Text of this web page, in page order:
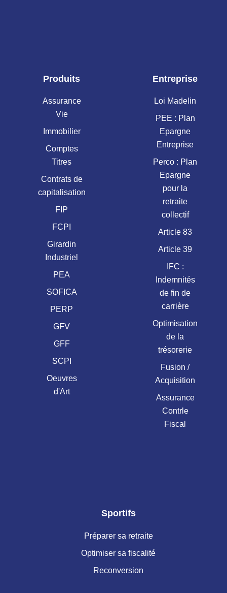
Produits
Assurance
Vie
Immobilier
Comptes
Titres
Contrats de
capitalisation
FIP
FCPI
Girardin
Industriel
PEA
SOFICA
PERP
GFV
GFF
SCPI
Oeuvres
d'Art
Entreprise
Loi Madelin
PEE : Plan
Epargne
Entreprise
Perco : Plan
Epargne
pour la
retraite
collectif
Article 83
Article 39
IFC :
Indemnités
de fin de
carrière
Optimisation
de la
trésorerie
Fusion /
Acquisition
Assurance
Contrle
Fiscal
Sportifs
Préparer sa retraite
Optimiser sa fiscalité
Reconversion